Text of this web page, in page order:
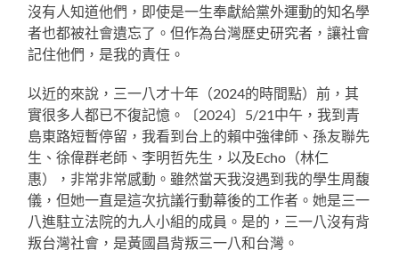
沒有人知道他們，即使是一生奉獻給黨外運動的知名學
者也都被社會遺忘了。但作為台灣歷史研究者，讓社會
記住他們，是我的責任。
以近的來說，三一八才十年（2024的時間點）前，其
實很多人都已不復記憶。〔2024〕5/21中午，我到青
島東路短暫停留，我看到台上的賴中強律師、孫友聯先
生、徐偉群老師、李明哲先生，以及Echo（林仁
惠），非常非常感動。雖然當天我沒遇到我的學生周馥
儀，但她一直是這次抗議行動幕後的工作者。她是三一
八進駐立法院的九人小組的成員。是的，三一八沒有背
叛台灣社會，是黃國昌背叛三一八和台灣。